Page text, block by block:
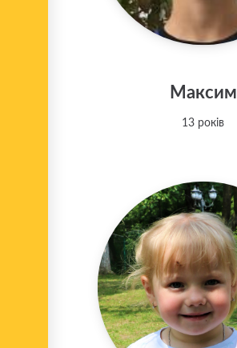
Максим
13 років